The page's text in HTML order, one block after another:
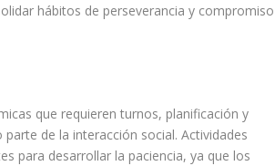
hábitos de perseverancia y compromiso
que requieren turnos, planificación y
de la interacción social. Actividades
para desarrollar la paciencia, ya que los